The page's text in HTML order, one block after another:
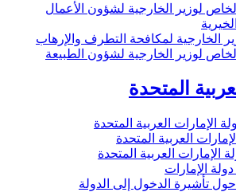
لوزير الخارجية لشؤون الأعمال
الخارجية لمكافحة التطرف والإرهاب
لوزير الخارجية لشؤون الطبيعة
المتحدة
الإمارات العربية المتحدة
العربية المتحدة
الإمارات العربية المتحدة
الإمارات
تأشيرة الدخول إلى الدولة